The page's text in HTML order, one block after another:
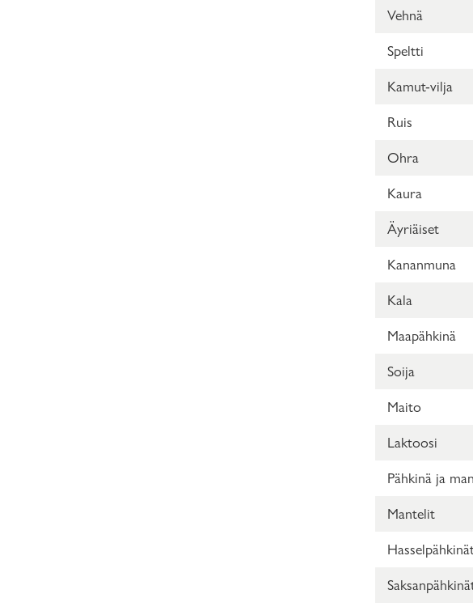
Vehnä
Speltti
Kamut-vilja
Ruis
Ohra
Kaura
Äyriäiset
Kananmuna
Kala
Maapähkinä
Soija
Maito
Laktoosi
Pähkinä ja
Mantelit